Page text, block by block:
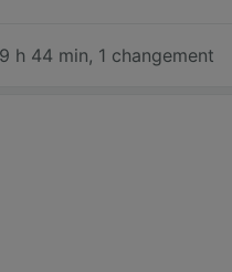
9 h 44 min, 1 changement